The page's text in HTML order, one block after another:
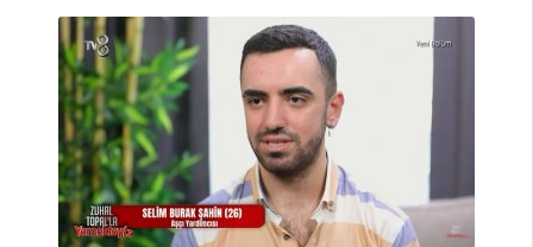
Masterchef Tüm
Tarifleri